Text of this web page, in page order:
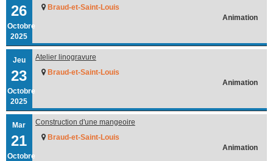
26
Octobre
2025
Braud-et-Saint-Louis
Animation
Jeu
23
Octobre
2025
Atelier linogravure
Braud-et-Saint-Louis
Animation
Mar
21
Octobre
Construction d'une mangeoire
Braud-et-Saint-Louis
Animation